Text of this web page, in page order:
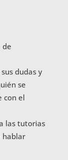
de
dudas y
se
con el
las tutorias
hablar